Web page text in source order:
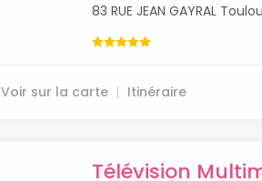
83 RUE JEAN GAYRAL
Voir sur la carte Itinéraire
Télévision